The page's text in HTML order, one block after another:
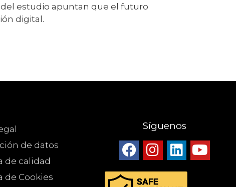
estudio apuntan que el futuro
digital.
de datos
de calidad
de Cookies
Síguenos